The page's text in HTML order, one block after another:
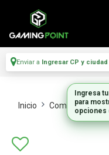
Enviar a Ingresar CP y ciudad
Inicio Componentes
Ingresa
para
opciones